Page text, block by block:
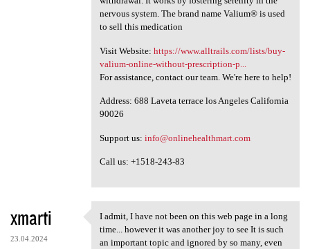
nervous system. The brand name Valium® is used
to sell this medication
Visit Website: https://www.alltrails.com/lists/buy-
valium-online-without-prescription-p...
For assistance, contact our team. We're here to help!
Address: 688 Laveta terrace los Angeles California
90026
Support us: info@onlinehealthmart.com
Call us: +1518-243-83
xmarti
23.04.2024
I admit, I have not been on
I admit, I have not been on this web page in a long
time... however it was another joy to see It is such
an important topic and ignored by so many, even